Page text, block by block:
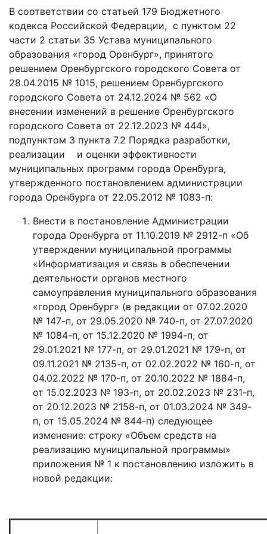
В соответствии со статьей 179 Бюджетного
кодекса Российской Федерации, с пунктом 22
части 2 статьи 35 Устава муниципального
образования «город Оренбург», принятого
решением Оренбургского городского Совета от
28.04.2015 № 1015, решением Оренбургского
городского Совета от 24.12.2024 № 562 «О
внесении изменений в решение Оренбургского
городского Совета от 22.12.2023 № 444»,
подпунктом 3 пункта 7.2 Порядка разработки,
реализации и оценки эффективности
муниципальных программ города Оренбурга,
утвержденного постановлением администрации
города Оренбурга от 22.05.2012 № 1083-п:
Внести в постановление Администрации
города Оренбурга от 11.10.2019 № 2912-п «Об
утверждении муниципальной программы
«Информатизация и связь в обеспечении
деятельности органов местного
самоуправления муниципального образования
«город Оренбург» (в редакции от 07.02.2020
№ 147-п, от 29.05.2020 № 740-п, от 27.07.2020
№ 1084-п, от 15.12.2020 № 1994-п, от
29.01.2021 № 177-п, от 29.01.2021 № 179-п, от
09.11.2021 № 2135-п, от 02.02.2022 № 160-п, от
04.02.2022 № 170-п, от 20.10.2022 № 1884-п,
от 15.02.2023 № 193-п, от 20.02.2023 № 231-п,
от 20.12.2023 № 2158-п, от 01.03.2024 № 349-
п, от 15.05.2024 № 844-п) следующее
изменение: строку «Объем средств на
реализацию муниципальной программы»
приложения № 1 к постановлению изложить в
новой редакции: